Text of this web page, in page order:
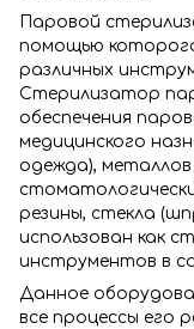
Паровой
помощью
различных
Стерилизатор
обеспечения
медицинского
одежда), металлов
резины, стекла
использован как
инструментов в
Данное
все процессы его